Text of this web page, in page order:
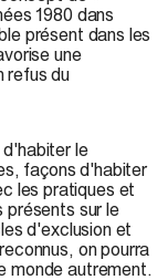
1980 dans
présent dans les
une
refus du
le
façons d'habiter
les pratiques et
présents sur le
d'exclusion et
on pourra
monde autrement.